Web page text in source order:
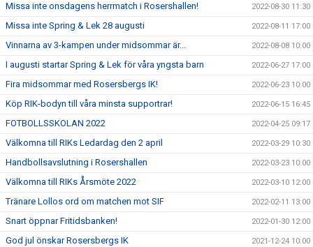
Missa inte onsdagens herrmatch i Rosershallen! 2022-08-30 11:30
Missa inte Spring & Lek 28 augusti 2022-08-11 17:00
Vinnarna av 3-kampen under midsommar är... 2022-08-08 10:00
I augusti startar Spring & Lek för våra yngsta barn 2022-06-27 17:00
Fira midsommar med Rosersbergs IK! 2022-06-23 10:00
Köp RIK-bodyn till våra minsta supportrar! 2022-06-15 16:45
FOTBOLLSSKOLAN 2022 2022-04-25 09:17
Välkomna till RIKs Ledardag den 2 april 2022-03-29 10:30
Handbollsavslutning i Rosershallen 2022-03-23 10:00
Välkomna till RIKs Årsmöte 2022 2022-03-10 12:00
Tränare Lollos ord om matchen mot SIF 2022-02-11 13:00
Snart öppnar Fritidsbanken! 2022-01-30 12:00
God jul önskar Rosersbergs IK 2021-12-24 10:00